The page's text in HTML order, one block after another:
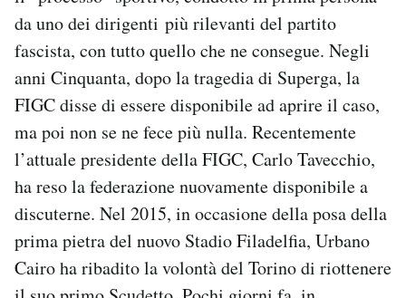
da uno dei dirigenti più rilevanti del partito
fascista, con tutto quello che ne consegue. Negli
anni Cinquanta, dopo la tragedia di Superga, la
FIGC disse di essere disponibile ad aprire il caso,
ma poi non se ne fece più nulla. Recentemente
l’attuale presidente della FIGC, Carlo Tavecchio,
ha reso la federazione nuovamente disponibile a
discuterne. Nel 2015, in occasione della posa della
prima pietra del nuovo Stadio Filadelfia, Urbano
Cairo ha ribadito la volontà del Torino di riottenere